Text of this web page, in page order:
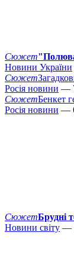
Сюжет
Новини України
Сюжет
Росія новини —
СюжетБенкет
Росія новини —
СюжетБрудні
Новини світу —